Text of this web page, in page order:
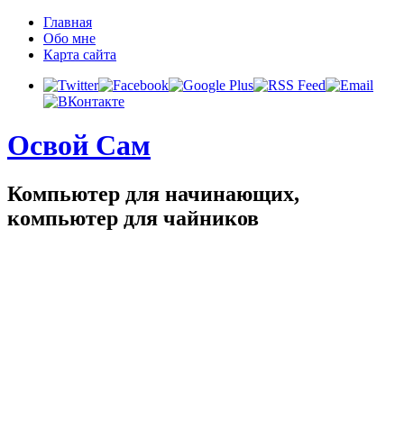
Главная
Обо мне
Карта сайта
Освой Сам
Компьютер для начинающих,
компьютер для чайников